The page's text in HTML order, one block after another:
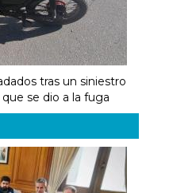
tras un siniestro
se dio a la fuga